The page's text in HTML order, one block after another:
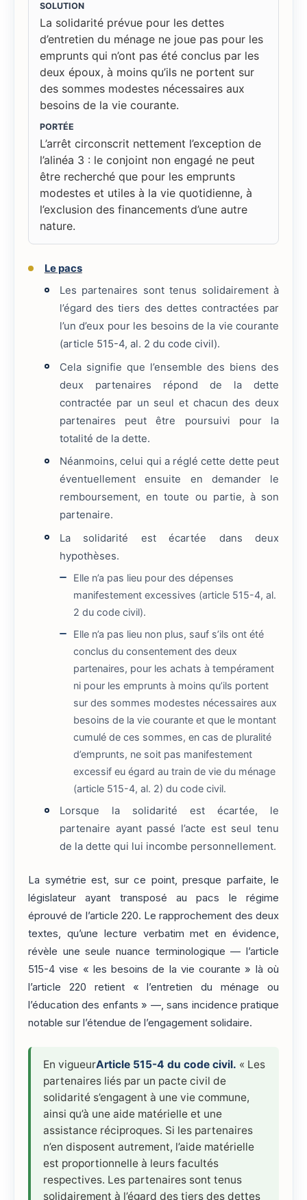
SOLUTION
La solidarité prévue pour les dettes
d’entretien du ménage ne joue pas pour les
emprunts qui n’ont pas été conclus par les
deux époux, à moins qu’ils ne portent sur
des sommes modestes nécessaires aux
besoins de la vie courante.
PORTÉE
L’arrêt circonscrit nettement l’exception de
l’alinéa 3 : le conjoint non engagé ne peut
être recherché que pour les emprunts
modestes et utiles à la vie quotidienne, à
l’exclusion des financements d’une autre
nature.
Le pacs
Les partenaires sont tenus solidairement à
l’égard des tiers des dettes contractées par
l’un d’eux pour les besoins de la vie courante
(article 515-4, al. 2 du code civil).
Cela signifie que l’ensemble des biens des
deux partenaires répond de la dette
contractée par un seul et chacun des deux
partenaires peut être poursuivi pour la
totalité de la dette.
Néanmoins, celui qui a réglé cette dette peut
éventuellement ensuite en demander le
remboursement, en toute ou partie, à son
partenaire.
La solidarité est écartée dans deux
hypothèses.
Elle n’a pas lieu pour des dépenses
manifestement excessives (article 515-4, al.
2 du code civil).
Elle n’a pas lieu non plus, sauf s’ils ont été
conclus du consentement des deux
partenaires, pour les achats à tempérament
ni pour les emprunts à moins qu’ils portent
sur des sommes modestes nécessaires aux
besoins de la vie courante et que le montant
cumulé de ces sommes, en cas de pluralité
d’emprunts, ne soit pas manifestement
excessif eu égard au train de vie du ménage
(article 515-4, al. 2) du code civil.
Lorsque la solidarité est écartée, le
partenaire ayant passé l’acte est seul tenu
de la dette qui lui incombe personnellement.
La symétrie est, sur ce point, presque parfaite, le
législateur ayant transposé au pacs le régime
éprouvé de l’article 220. Le rapprochement des deux
textes, qu’une lecture verbatim met en évidence,
révèle une seule nuance terminologique — l’article
515-4 vise « les besoins de la vie courante » là où
l’article 220 retient « l’entretien du ménage ou
l’éducation des enfants » —, sans incidence pratique
notable sur l’étendue de l’engagement solidaire.
En vigueurArticle 515-4 du code civil. « Les
partenaires liés par un pacte civil de
solidarité s’engagent à une vie commune,
ainsi qu’à une aide matérielle et une
assistance réciproques. Si les partenaires
n’en disposent autrement, l’aide matérielle
est proportionnelle à leurs facultés
respectives. Les partenaires sont tenus
solidairement à l’égard des tiers des dettes